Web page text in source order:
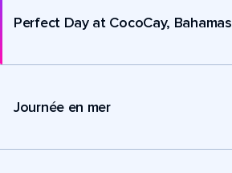
Perfect Day at CocoCay, Bahamas
Journée en mer